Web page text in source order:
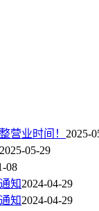
营业时间！ 2025-
2025-05-29
08
知2024-04-29
知2024-04-29